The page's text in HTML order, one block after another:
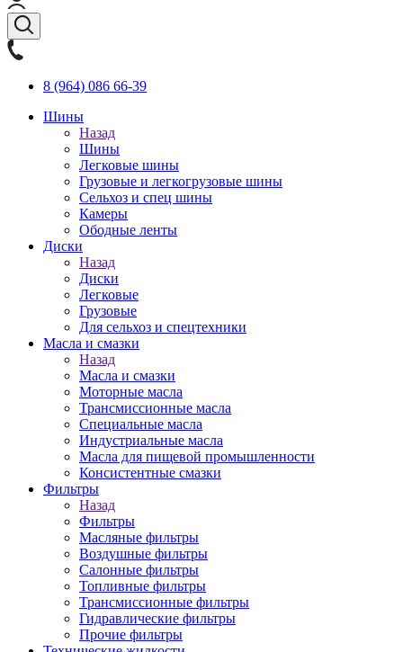
8 (964) 086 66-39
Шины
Назад
Шины
Легковые шины
Грузовые и легкогрузовые шины
Сельхоз и спец шины
Камеры
Ободные ленты
Диски
Назад
Диски
Легковые
Грузовые
Для сельхоз и спецтехники
Масла и смазки
Назад
Масла и смазки
Моторные масла
Трансмиссионные масла
Специальные масла
Индустриальные масла
Масла для пищевой промышленности
Консистентные смазки
Фильтры
Назад
Фильтры
Масляные фильтры
Воздушные фильтры
Салонные фильтры
Топливные фильтры
Трансмиссионные фильтры
Гидравлические фильтры
Прочие фильтры